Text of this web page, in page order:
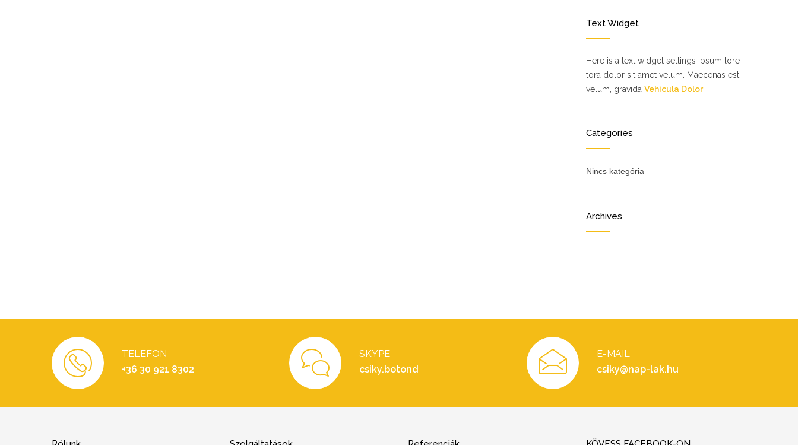
Text Widget
Here is a text widget settings ipsum lore
tora dolor sit amet velum. Maecenas est
velum, gravida Vehicula Dolor
Categories
Nincs kategória
Archives
TELEFON
+36 30 921 8302
SKYPE
csiky.botond
E-MAIL
csiky@nap-lak.hu